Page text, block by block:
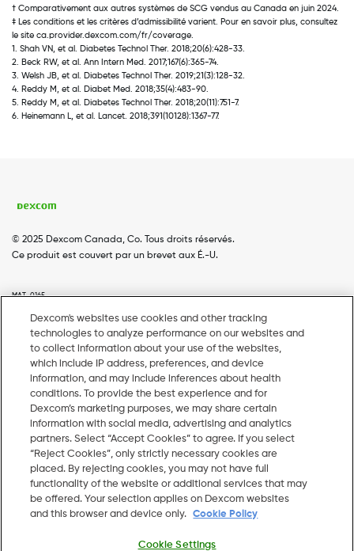
† Comparativement aux autres systèmes de SCG vendus au Canada en juin 2024.
‡ Les conditions et les critères d’admissibilité varient. Pour en savoir plus, consultez
le site ca.provider.dexcom.com/fr/coverage.
1. Shah VN, et al. Diabetes Technol Ther. 2018;20(6):428-33.
2. Beck RW, et al. Ann Intern Med. 2017;167(6):365-74.
3. Welsh JB, et al. Diabetes Technol Ther. 2019;21(3):128-32.
4. Reddy M, et al. Diabet Med. 2018;35(4):483-90.
5. Reddy M, et al. Diabetes Technol Ther. 2018;20(11):751-7.
6. Heinemann L, et al. Lancet. 2018;391(10128):1367-77.
© 2025 Dexcom Canada, Co. Tous droits réservés.
Ce produit est couvert par un brevet aux É.-U.
MAT-0165
Footer
Menu
EN
Accueil Dexcom G7 Dexcom G6 Couverture
Webinaires Ressources Pharmacie
1-844-536-8388, du lundi au vendredi
ca.hcpsales@dexcom.com
Dexcom's websites use cookies and other tracking
technologies to analyze performance on our websites and
to collect information about your use of the websites,
which include IP address, preferences, and device
information, and may include inferences about health
conditions. To provide the best experience and for
Dexcom’s marketing purposes, we may share certain
information with social media, advertising and analytics
partners. Select “Accept Cookies” to agree. If you select
“Reject Cookies”, only strictly necessary cookies are
placed. By rejecting cookies, you may not have full
functionality of the website or additional services that may
be offered. Your selection applies on Dexcom websites
and this browser and device only.
Cookie Policy
Cookie Settings